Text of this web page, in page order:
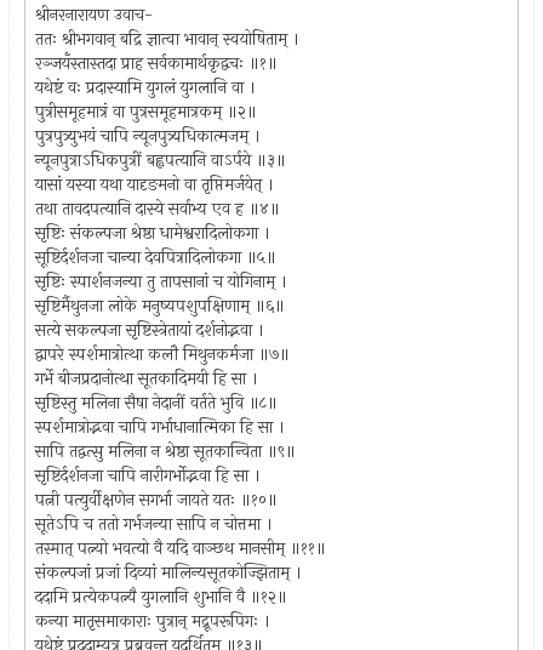
श्रीनरनारायण उवाच-
ततः श्रीभगवान् बद्रि ज्ञात्वा भावान् स्वयोषिताम् ।
रञ्जयँस्तास्तदा प्राह सर्वकामार्थकृद्वचः ॥१॥
यथेष्टं वः प्रदास्यामि युगलं युगलानि वा ।
पुत्रीसमूहमात्रं वा पुत्रसमूहमात्रकम् ॥२॥
पुत्रपुत्र्युभयं चापि न्यूनपुत्र्यधिकात्मजम् ।
न्यूनपुत्राऽधिकपुत्रीं बह्वपत्यानि वाऽर्पये ॥३॥
यासां यस्या यथा यादृङमनो वा तृप्तिमर्जयेत् ।
तथा तावदपत्यानि दास्ये सर्वाभ्य एव ह ॥४॥
सृष्टिः संकल्पजा श्रेष्ठा धामेश्वरादिलोकगा ।
सूष्टिर्दर्शनजा चान्या देवपित्रादिलोकगा ॥५॥
सृष्टिः स्पार्शनजन्या तु तापसानां च योगिनाम् ।
सृष्टिर्मैथुनजा लोके मनुष्यपशुपक्षिणाम् ॥६॥
सत्ये सकल्पजा सृष्टिस्त्रेतायां दर्शनोद्भवा ।
द्वापरे स्पर्शमात्रोत्था कलौ मिथुनकर्मजा ॥७॥
गर्भे बीजप्रदानोत्था सूतकादिमयी हि सा ।
सृष्टिस्तु मलिना सैषा नेदानीं वर्तते भुवि ॥८॥
स्पर्शमात्रोद्भवा चापि गर्भाधानात्मिका हि सा ।
सापि तद्वत्सु मलिना न श्रेष्ठा सूतकान्विता ॥९॥
सृष्टिर्दर्शनजा चापि नारीगर्भोद्भवा हि सा ।
पत्नी पत्युर्वीक्षणेन सगर्भा जायते यतः ॥१०॥
सूतेऽपि च ततो गर्भजन्या सापि न चोत्तमा ।
तस्मात् पत्न्यो भवत्यो वै यदि वाञ्छथ मानसीम् ॥११॥
संकल्पजां प्रजां दिव्यां मालिन्यसूतकोज्झिताम् ।
ददामि प्रत्येकपत्न्यै युगलानि शुभानि वै ॥१२॥
कन्या मातृसमाकाराः पुत्रान् मद्रूपरूपिगः ।